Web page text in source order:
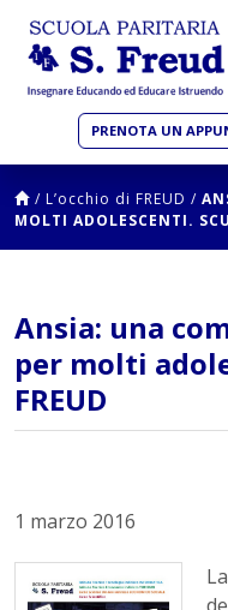
PRENOTA UN
/ L’occhio di FREUD /
MOLTI ADOLESCENTI.
Ansia: una
per molti
FREUD
1 marzo 2016